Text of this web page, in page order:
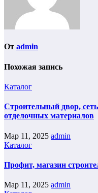
От admin
Похожая запись
Каталог
Строительный двор,
отделочных материалов
Мар 11, 2025 admin
Каталог
Профит, магазин
Мар 11, 2025 admin